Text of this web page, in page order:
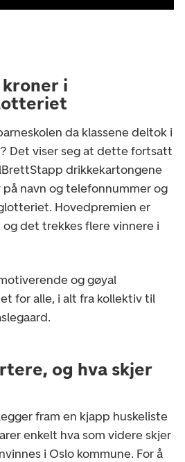
i
da klassene deltok i
Det viser seg at dette fortsatt
drikkekartongene
navn og telefonnummer og
Hovedpremien er
det trekkes flere vinnere i
og gøyal
for alle, i alt fra kollektiv til
og hva skjer
fram en kjapp huskeliste
enkelt hva som videre skjer
i Oslo kommune. For å